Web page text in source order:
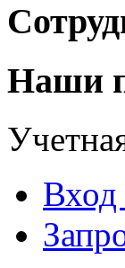
Наши
Вход